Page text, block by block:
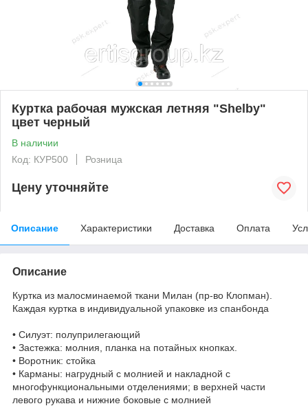
Куртка рабочая мужская летняя "Shelby"
цвет черный
В наличии
Код: КУР500
Розница
Цену уточняйте
Описание Характеристики Доставка Оплата
Описание
Куртка из малосминаемой ткани Милан (пр-во Клопман).
Каждая куртка в индивидуальной упаковке из спанбонда
• Силуэт: полуприлегающий
• Застежка: молния, планка на потайных кнопках.
• Воротник: стойка
• Карманы: нагрудный с молнией и накладной с
многофункциональными отделениями; в верхней части
левого рукава и нижние боковые с молнией